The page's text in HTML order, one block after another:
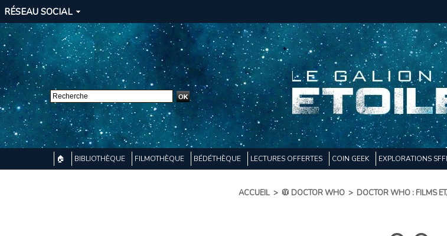
RÉSEAU SOCIAL
🏠 BIBLIOTHÈQUE FILMOTHÈQUE BÉDÉTHÈQUE LECTURES OFFERTES COIN GEEK EXPLORATIONS
ACCUEIL > 🧥 DOCTOR WHO > DOCTOR WHO : FILMS